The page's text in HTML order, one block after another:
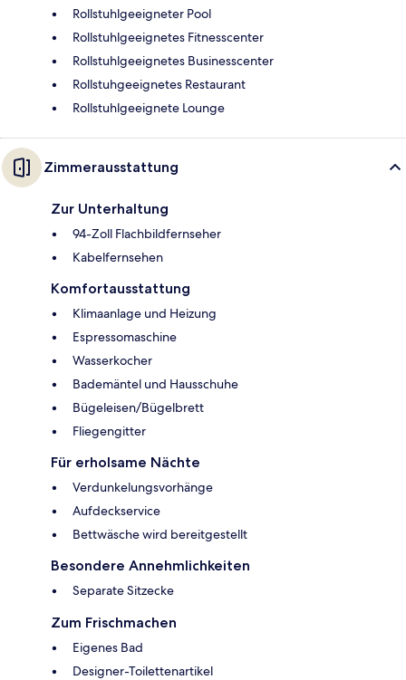
Rollstuhlgeeigneter Pool
Rollstuhlgeeignetes Fitnesscenter
Rollstuhlgeeignetes Businesscenter
Rollstuhgeeignetes Restaurant
Rollstuhlgeeignete Lounge
Zimmerausstattung
Zur Unterhaltung
94-Zoll Flachbildfernseher
Kabelfernsehen
Komfortausstattung
Klimaanlage und Heizung
Espressomaschine
Wasserkocher
Bademäntel und Hausschuhe
Bügeleisen/Bügelbrett
Fliegengitter
Für erholsame Nächte
Verdunkelungsvorhänge
Aufdeckservice
Bettwäsche wird bereitgestellt
Besondere Annehmlichkeiten
Separate Sitzecke
Zum Frischmachen
Eigenes Bad
Designer-Toilettenartikel